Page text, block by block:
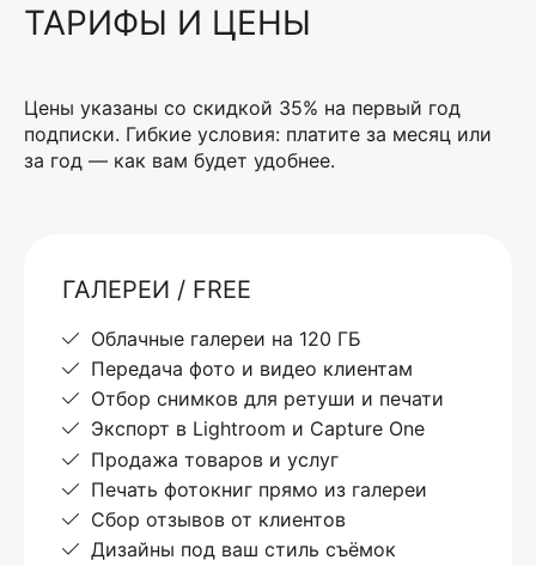
ТАРИФЫ И ЦЕНЫ
Цены указаны со скидкой 35% на первый год
подписки. Гибкие условия: платите за месяц или
за год — как вам будет удобнее.
ГАЛЕРЕИ / FREE
Облачные галереи на 120 ГБ
Передача фото и видео клиентам
Отбор снимков для ретуши и печати
Экспорт в Lightroom и Capture One
Продажа товаров и услуг
Печать фотокниг прямо из галереи
Сбор отзывов от клиентов
Дизайны под ваш стиль съёмок